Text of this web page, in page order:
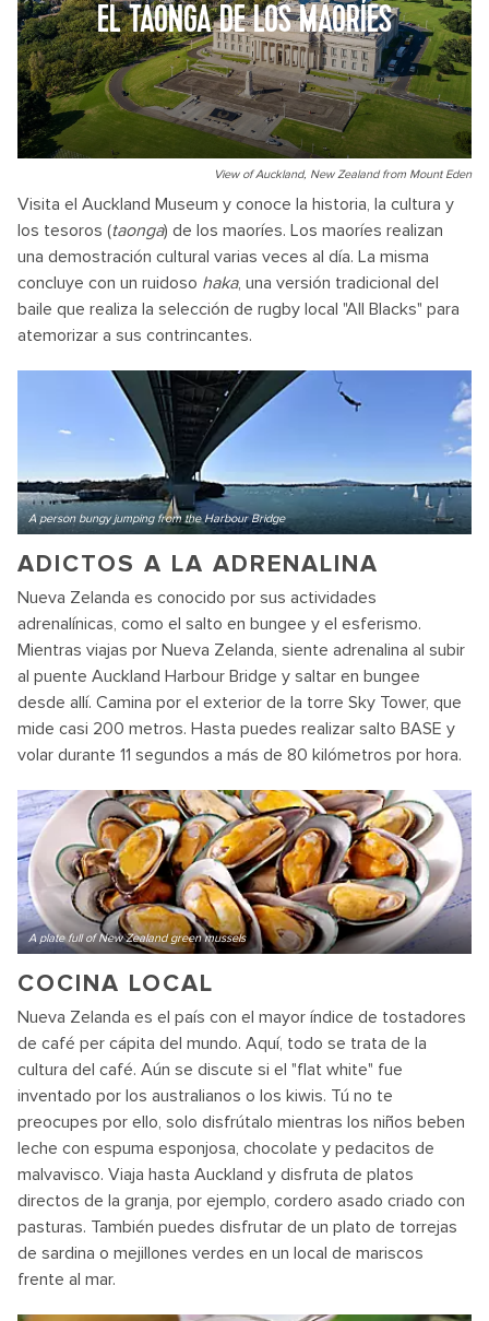
EL TAONGA DE LOS MAORÍES
View of Auckland, New Zealand from Mount Eden
Visita el Auckland Museum y conoce la historia, la cultura y
los tesoros (taonga) de los maoríes. Los maoríes realizan
una demostración cultural varias veces al día. La misma
concluye con un ruidoso haka, una versión tradicional del
baile que realiza la selección de rugby local "All Blacks" para
atemorizar a sus contrincantes.
A person bungy jumping from the Harbour Bridge
ADICTOS A LA ADRENALINA
Nueva Zelanda es conocido por sus actividades
adrenalínicas, como el salto en bungee y el esferismo.
Mientras viajas por Nueva Zelanda, siente adrenalina al subir
al puente Auckland Harbour Bridge y saltar en bungee
desde allí. Camina por el exterior de la torre Sky Tower, que
mide casi 200 metros. Hasta puedes realizar salto BASE y
volar durante 11 segundos a más de 80 kilómetros por hora.
A plate full of New Zealand green mussels
COCINA LOCAL
Nueva Zelanda es el país con el mayor índice de tostadores
de café per cápita del mundo. Aquí, todo se trata de la
cultura del café. Aún se discute si el "flat white" fue
inventado por los australianos o los kiwis. Tú no te
preocupes por ello, solo disfrútalo mientras los niños beben
leche con espuma esponjosa, chocolate y pedacitos de
malvavisco. Viaja hasta Auckland y disfruta de platos
directos de la granja, por ejemplo, cordero asado criado con
pasturas. También puedes disfrutar de un plato de torrejas
de sardina o mejillones verdes en un local de mariscos
frente al mar.